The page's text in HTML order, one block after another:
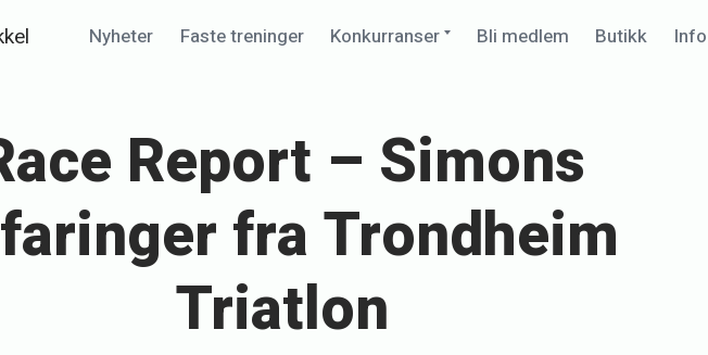
Nyheter Faste treninger Konkurranser
Expand
childBli medlem Butikk Info
Report – Simons
fra Trondheim
Triatlon